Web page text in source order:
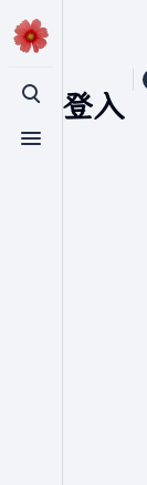
切換搜尋
切換選單
需要登入